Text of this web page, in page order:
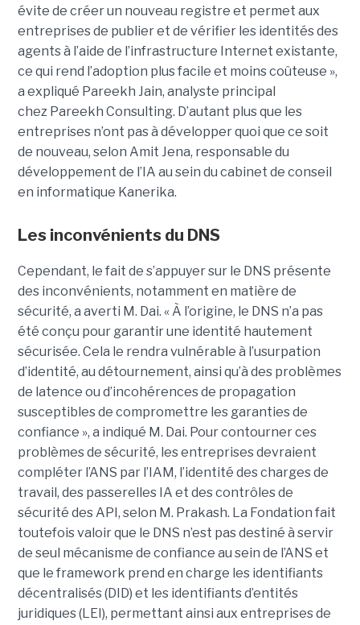
évite de créer un nouveau registre et permet aux
entreprises de publier et de vérifier les identités des
agents à l’aide de l’infrastructure Internet existante,
ce qui rend l’adoption plus facile et moins coûteuse »,
a expliqué Pareekh Jain, analyste principal
chez Pareekh Consulting. D’autant plus que les
entreprises n’ont pas à développer quoi que ce soit
de nouveau, selon Amit Jena, responsable du
développement de l’IA au sein du cabinet de conseil
en informatique Kanerika.
Les inconvénients du DNS
Cependant, le fait de s’appuyer sur le DNS présente
des inconvénients, notamment en matière de
sécurité, a averti M. Dai. « À l’origine, le DNS n’a pas
été conçu pour garantir une identité hautement
sécurisée. Cela le rendra vulnérable à l’usurpation
d’identité, au détournement, ainsi qu’à des problèmes
de latence ou d’incohérences de propagation
susceptibles de compromettre les garanties de
confiance », a indiqué M. Dai. Pour contourner ces
problèmes de sécurité, les entreprises devraient
compléter l’ANS par l’ IAM, l’identité des charges de
travail, des passerelles IA et des contrôles de
sécurité des API, selon M. Prakash. La Fondation fait
toutefois valoir que le DNS n’est pas destiné à servir
de seul mécanisme de confiance au sein de l’ANS et
que le framework prend en charge les identifiants
décentralisés (DID) et les identifiants d’entités
juridiques (LEI), permettant ainsi aux entreprises de